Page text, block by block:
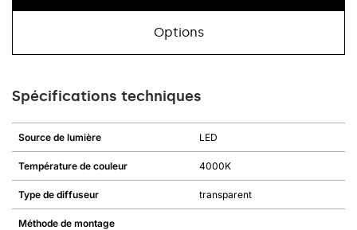
Options
Spécifications techniques
Source de lumière LED
Température de couleur 4000K
Type de diffuseur transparent
Méthode de montage